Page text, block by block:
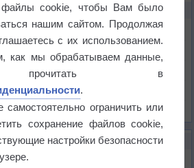
погода влияет на транспорт
cookie, чтобы Вам было
нашим сайтом. Продолжая
с их использованием.
как мы обрабатываем данные,
в
.
ограничить или
сохранение файлов cookie,
настройки безопасности